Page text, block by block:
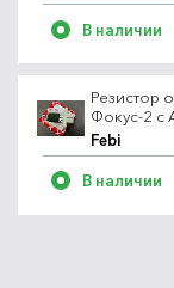
В наличии
Резистор
Фокус-2 с
Febi
В наличии